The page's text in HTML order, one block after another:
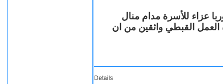
عزاء للأسرة مدام منال
العمل القبطي واثقين من ان
Details